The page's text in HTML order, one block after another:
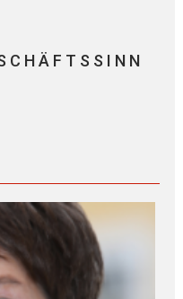
C H Ä F T S S I N N